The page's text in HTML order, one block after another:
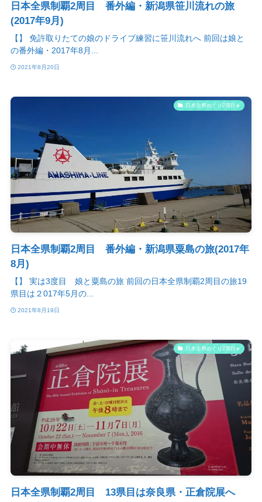
日本全県制覇2周目 番外編・新潟県笹川流れの旅
(2017年9月)
【】 免許取りたての娘のドライブ練習に笹川流れへ 前回は娘と
の番外編・2017年8月...
2021年8月20日
日本全県めぐり2周目✈️
日本全県制覇2周目 番外編・新潟県粟島の旅(2017年
8月)
【】 実は3度目 娘と粟島の旅 前回の日本全県制覇2周目の旅19
県目は２017年5月の...
2021年8月19日
日本全県めぐり2周目✈️
日本全県制覇2周目 13県目は奈良県・正倉院展へ